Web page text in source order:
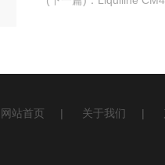
网站首页 | 关于我们 |